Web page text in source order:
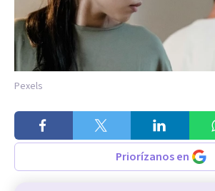
Pexels
Priorízanos en